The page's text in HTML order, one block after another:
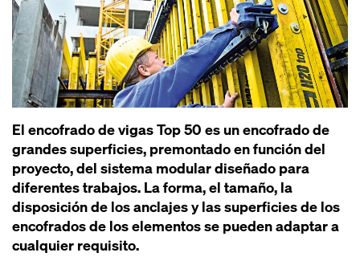
El encofrado de vigas Top 50 es un encofrado de
grandes superficies, premontado en función del
proyecto, del sistema modular diseñado para
diferentes trabajos. La forma, el tamaño, la
disposición de los anclajes y las superficies de los
encofrados de los elementos se pueden adaptar a
cualquier requisito.